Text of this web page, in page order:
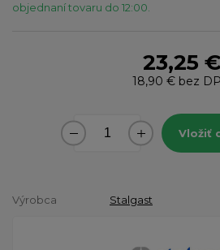
objednaní tovaru do 12:00.
23,25 €
18,90 € bez
Vložiť
Výrobca Stalgast